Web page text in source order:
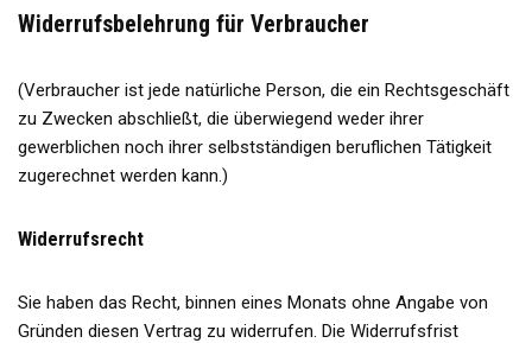
Widerrufsbelehrung für Verbraucher
(Verbraucher ist jede natürliche Person, die ein Rechtsgeschäft
zu Zwecken abschließt, die überwiegend weder ihrer
gewerblichen noch ihrer selbstständigen beruflichen Tätigkeit
zugerechnet werden kann.)
Widerrufsrecht
Sie haben das Recht, binnen eines Monats ohne Angabe von
Gründen diesen Vertrag zu widerrufen. Die Widerrufsfrist